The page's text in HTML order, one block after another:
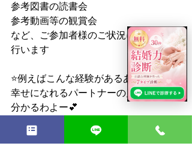
参考図書の読書会
参考動画等の観賞会
など、ご参加者様のご状況に合わせて
行います
⭐️例えばこんな経験があるあなたに⭐️
幸せになれるパートナーの見分け方、
分かるわよー💕
方、知ってるー💕